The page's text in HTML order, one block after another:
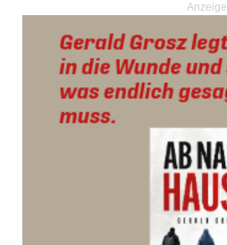
Anzeige